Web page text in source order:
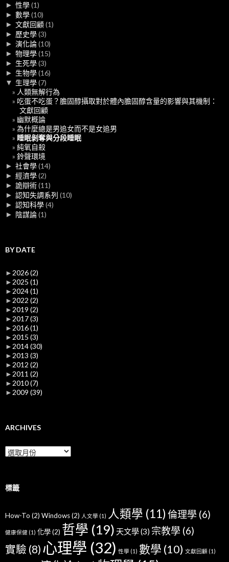
► 性學(1)
► 數學(10)
► 文獻回顧(1)
► 歷史學(3)
► 演化論(10)
► 物理學(15)
► 生死學(3)
► 生物學(16)
▼ 生理學(7)
人類無解行為
吃蛋不吃蛋？膽固醇攝取對於體內膽固醇含量的影響與其機制：
文獻回顧
幽默概論
為什麼總是男追女而不是女追男
睡眠剝奪與分段睡眠
純氧自殺
鈴聲環境
► 社會學(14)
► 經濟學(2)
► 詭辯術(11)
► 認知失調系列 (10)
► 認知科學(4)
► 陰謀論(1)
BY DATE
► 2026(2)
► 2025 (1)
► 2024(1)
► 2022 (2)
► 2019 (2)
► 2017(3)
► 2016(1)
► 2015 (3)
► 2014(30)
► 2013 (3)
► 2012 (2)
► 2011 (2)
► 2010(7)
► 2009 (39)
ARCHIVES
Archives
標籤
How-To (2) Windows(2) 人文學 (1) 人類學 (11) 倫理學 (6)
健康保健 (1) 化學(2) 哲學 (19) 天文學(3) 宗教學 (6)
實驗 (8) 心理學 (32) 性學 (1) 數學 (10) 文獻回顧 (1)